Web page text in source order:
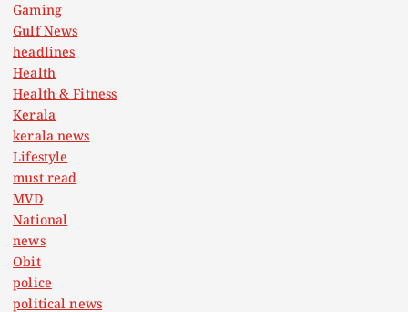
Gaming
Gulf News
headlines
Health
Health & Fitness
Kerala
kerala news
Lifestyle
must read
MVD
National
news
Obit
police
political news